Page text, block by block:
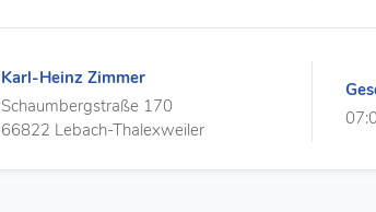
Karl-Heinz Zimmer
Schaumbergstraße 170
66822 Lebach-Thalexweiler